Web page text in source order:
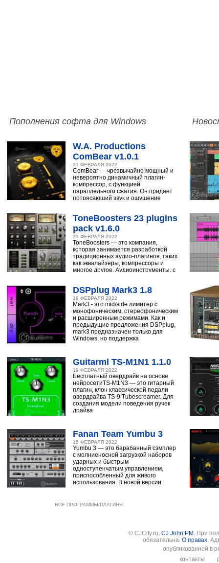
Пополнения софта для Windows
W.A. Productions
ComBear v1.0.1
21 ФЕВРАЛЯ 2022
ComBear — чрезвычайно мощный и
невероятно динамичный плагин-
компрессор, с функцией
параллельного сжатия. Он придает
потрясающий звук и ощущение
ToneBoosters 23 plugins
pack v1.6.0
21 ФЕВРАЛЯ 2022
ToneBoosters — это компания,
которая занимается разработкой
традиционных аудио-плагинов, таких
как эквалайзеры, компрессоры и
многое другое. Аудиоинструменты, с
DSPplug Mark3 1.8
19 ФЕВРАЛЯ 2022
Mark3 - это mid/side лимитер с
монофоническим, стереофоническим
и расширенным режимами. Как и
предыдущие предложения DSPplug,
mark3 предназначен только для
Windows, но поддержка
Guitarml TS-M1N1 1.1.0
19 ФЕВРАЛЯ 2022
Бесплатный овердрайв на основе
нейросетиTS-M1N3 — это гитарный
плагин, клон классической педали
овердрайва TS-9 Tubescreamer. Для
создания модели поведения ручек
драйва
Fanan Team Yumbu 3
15 ФЕВРАЛЯ 2022
Yumbu 3 — это барабанный сэмплер
с молниеносной загрузкой наборов
ударных и быстрым
одноступенчатым управлением,
приспособленный для живого
использования. В новой версии
ВСЕ ПРОГРАММЫ/ПЛАГИНЫ
© CJCity.ru, CJ John PM . При
обязательна. О правах.
опубликованной в
контакты